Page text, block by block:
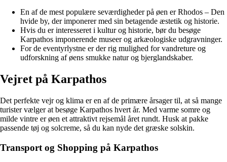
En af de mest populære seværdigheder på øen er Rhodos – Den
hvide by, der imponerer med sin betagende æstetik og historie.
Hvis du er interesseret i kultur og historie, bør du besøge
Karpathos imponerende museer og arkæologiske udgravninger.
For de eventyrlystne er der rig mulighed for vandreture og
udforskning af øens smukke natur og bjerglandskaber.
Vejret på Karpathos
Det perfekte vejr og klima er en af de primære årsager til, at så mange
turister vælger at besøge Karpathos hvert år. Med varme somre og
milde vintre er øen et attraktivt rejsemål året rundt. Husk at pakke
passende tøj og solcreme, så du kan nyde det græske solskin.
Transport og Shopping på Karpathos